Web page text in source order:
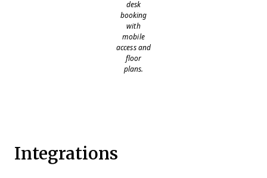
desk
booking
with
mobile
access and
floor
plans.
Integrations